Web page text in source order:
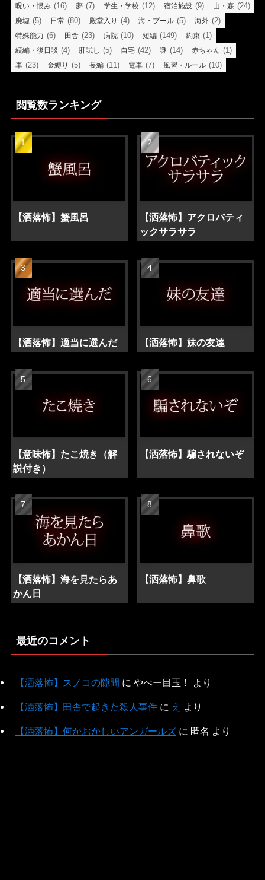
呪い・恨み (16) 夢 (7) 学生・学校 (12) 宿泊施設 (9) 山・森 (24)
廃墟 (5) 日常 (80) 殿堂入り (4) 海・プール (5) 海外 (2)
特殊能力 (6) 田舎 (23) 病院 (10) 短編 (149) 約束 (1)
続編・後日談 (4) 肝試し (5) 自宅 (42) 謎 (14) 赤ちゃん (1)
車 (23) 金縛り (5) 長編 (11) 電車 (7) 風習・ルール (10)
閲覧数ランキング
【洒落怖】蟹風呂
【洒落怖】アクロバティ
ックサラサラ
【洒落怖】適当に選んだ 【洒落怖】妹の友達
【意味怖】たこ焼き（解
説付き）
【洒落怖】騙されないぞ
【洒落怖】海を見たらあ
かん日
【洒落怖】鼻歌
最近のコメント
【洒落怖】スノコの隙間 に やべー目玉！ より
【洒落怖】田舎で起きた殺人事件に え より
【洒落怖】何かおかしいアンガールズに 匿名 より